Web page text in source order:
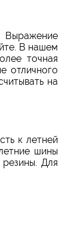
Выражение
В нашем
точная
отличного
на
к летней
шины
Для